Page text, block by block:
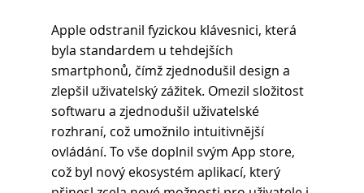
Apple odstranil fyzickou klávesnici, která
byla standardem u tehdejších
smartphonů, čímž zjednodušil design a
zlepšil uživatelský zážitek. Omezil složitost
softwaru a zjednodušil uživatelské
rozhraní, což umožnilo intuitivnější
ovládání. To vše doplnil svým App store,
což byl nový ekosystém aplikací, který